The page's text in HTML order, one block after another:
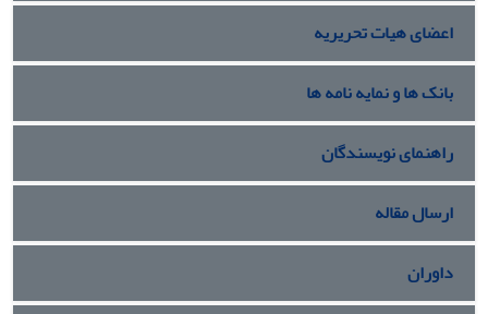
اعضای هیات تحریریه
بانک ها و نمایه نامه ها
راهنمای نویسندگان
ارسال مقاله
داوران